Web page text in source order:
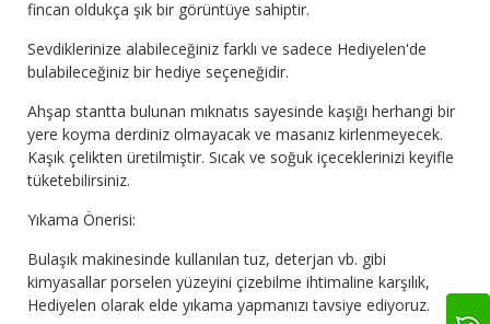
fincan oldukça şık bir görüntüye sahiptir.
Sevdiklerinize alabileceğiniz farklı ve sadece Hediyelen'de
bulabileceğiniz bir hediye seçeneğidir.
Ahşap stantta bulunan mıknatıs sayesinde kaşığı herhangi bir
yere koyma derdiniz olmayacak ve masanız kirlenmeyecek.
Kaşık çelikten üretilmiştir. Sıcak ve soğuk içeceklerinizi keyifle
tüketebilirsiniz.
Yıkama Önerisi:
Bulaşık makinesinde kullanılan tuz, deterjan vb. gibi
kimyasallar porselen yüzeyini çizebilme ihtimaline karşılık,
Hediyelen olarak elde yıkama yapmanızı tavsiye ediyoruz.